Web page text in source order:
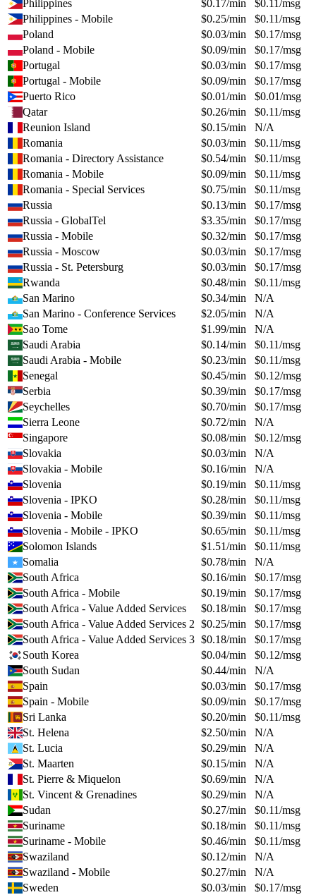
Philippines $0.17/min $0.11 /msg
Philippines - Mobile
$0.25/min $0.11/msg
Poland
$0.03/min $0.17/msg
Poland - Mobile
$0.09/min $0.17/msg
Portugal
$0.03/min $0.17/msg
Portugal - Mobile
$0.09/min $0.17/msg
Puerto Rico
$0.01/min $0.01/msg
Qatar
$0.26/min $0.11/msg
Reunion Island
$0.15/min
N/A
Romania
$0.03/min $0.11/msg
Romania - Directory Assistance
$0.54/min $0.11/msg
Romania - Mobile
$0.09/min $0.11/msg
Romania - Special Services
$0.75/min $0.11/msg
Russia
$0.13/min $0.17/msg
Russia - GlobalTel
$3.35/min $0.17/msg
Russia - Mobile
$0.32/min $0.17/msg
Russia - Moscow
$0.03/min $0.17/msg
Russia - St. Petersburg
$0.03/min $0.17/msg
Rwanda
$0.48/min $0.11/msg
San Marino
$0.34/min
N/A
San Marino - Conference Services
$2.05/min
N/A
Sao Tome
$1.99/min
N/A
Saudi Arabia
$0.14/min $0.11/msg
Saudi Arabia - Mobile
$0.23/min $0.11/msg
Senegal
$0.45/min $0.12/msg
Serbia
$0.39/min $0.17/msg
Seychelles
$0.70/min $0.17/msg
Sierra Leone
$0.72/min
N/A
Singapore
$0.08/min $0.12/msg
Slovakia
$0.03/min
N/A
Slovakia - Mobile
$0.16/min
N/A
Slovenia
$0.19/min $0.11/msg
Slovenia - IPKO
$0.28/min $0.11/msg
Slovenia - Mobile
$0.39/min $0.11/msg
Slovenia - Mobile - IPKO
$0.65/min $0.11/msg
Solomon Islands
$1.51/min $0.11/msg
Somalia
$0.78/min
N/A
South Africa
$0.16/min $0.17/msg
South Africa - Mobile
$0.19/min $0.17/msg
South Africa - Value Added Services
$0.18/min $0.17/msg
South Africa - Value Added Services 2 $0.25/min $0.17/msg
South Africa - Value Added Services 3 $0.18/min $0.17/msg
South Korea
$0.04/min $0.12/msg
South Sudan
$0.44/min
N/A
Spain
$0.03/min $0.17/msg
Spain - Mobile
$0.09/min $0.17/msg
Sri Lanka
$0.20/min $0.11/msg
St. Helena
$2.50/min
N/A
St. Lucia
$0.29/min
N/A
St. Maarten
$0.15/min
N/A
St. Pierre & Miquelon
$0.69/min
N/A
St. Vincent & Grenadines
$0.29/min
N/A
Sudan
$0.27/min $0.11/msg
Suriname
$0.18/min $0.11/msg
Suriname - Mobile
$0.46/min $0.11/msg
Swaziland
$0.12/min
N/A
Swaziland - Mobile
$0.27/min
N/A
Sweden
$0.03/min $0.17/msg